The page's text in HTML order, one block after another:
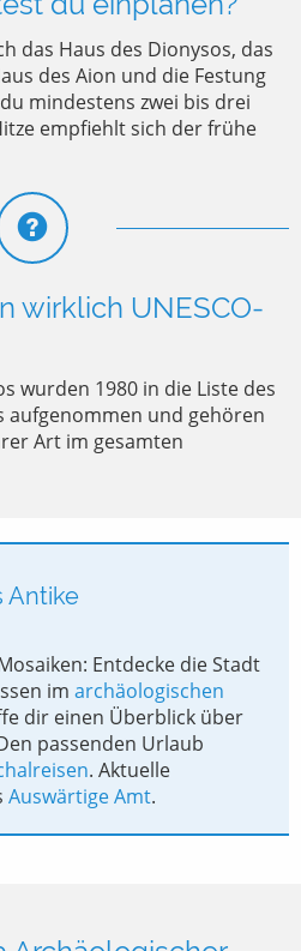
das Haus des Dionysos, das
des Aion und die Festung
mindestens zwei bis drei
empfiehlt sich der frühe
wirklich UNESCO-
wurden 1980 in die Liste des
aufgenommen und gehören
Art im gesamten
Antike
Entdecke die Stadt
im archäologischen
dir einen Überblick über
passenden Urlaub
. Aktuelle
Auswärtige Amt.